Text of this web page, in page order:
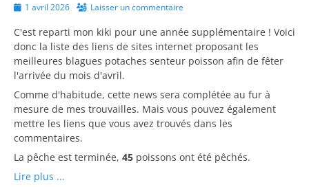
Posted1 avril 2026 Laisser un commentaire
C'est reparti mon kiki pour une année supplémentaire ! Voici
donc la liste des liens de sites internet proposant les
meilleures blagues potaches senteur poisson afin de fêter
l'arrivée du mois d'avril.
Comme d'habitude, cette news sera complétée au fur à
mesure de mes trouvailles. Mais vous pouvez également
mettre les liens que vous avez trouvés dans les
commentaires.
La pêche est terminée, 45 poissons ont été pêchés.
Lire plus ...